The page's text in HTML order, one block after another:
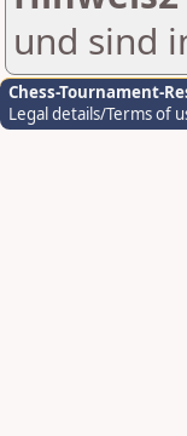
und sind
Chess-Tournament-
Legal details/Terms of